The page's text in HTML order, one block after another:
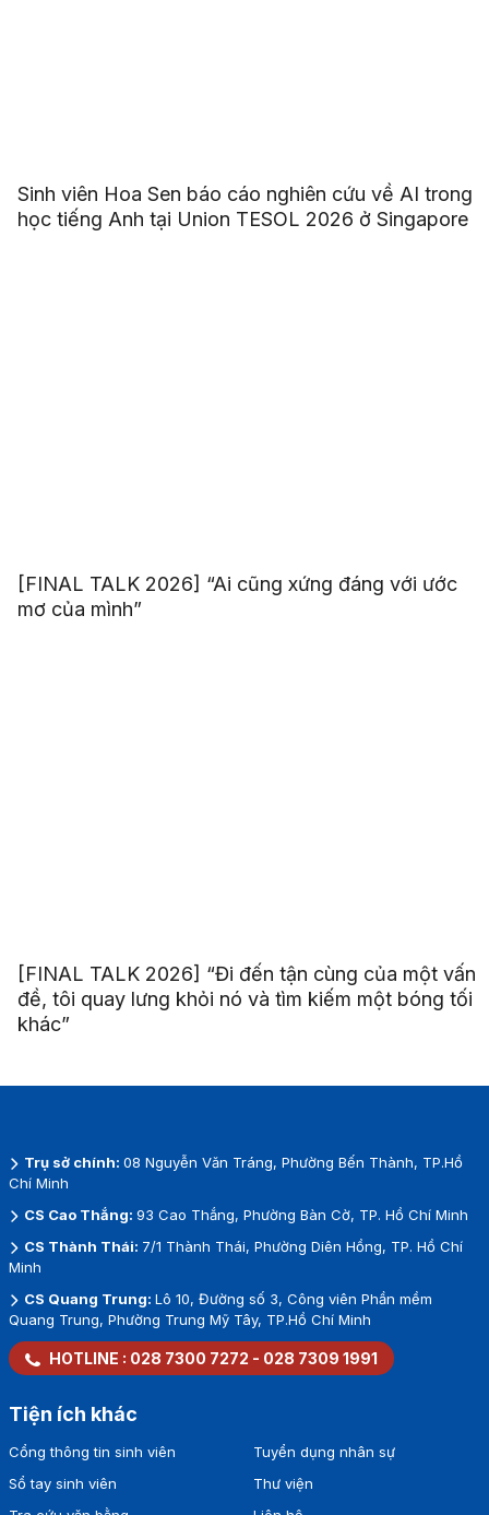
Sinh viên Hoa Sen báo cáo nghiên cứu về AI trong
học tiếng Anh tại Union TESOL 2026 ở Singapore
[FINAL TALK 2026] “Ai cũng xứng đáng với ước
mơ của mình”
[FINAL TALK 2026] “Đi đến tận cùng của một vấn
đề, tôi quay lưng khỏi nó và tìm kiếm một bóng tối
khác”
Trụ sở chính: 08 Nguyễn Văn Tráng, Phường Bến Thành, TP.Hồ
Chí Minh
CS Cao Thắng: 93 Cao Thắng, Phường Bàn Cờ, TP. Hồ Chí Minh
CS Thành Thái: 7/1 Thành Thái, Phường Diên Hồng, TP. Hồ Chí
Minh
CS Quang Trung: Lô 10, Đường số 3, Công viên Phần mềm
Quang Trung, Phường Trung Mỹ Tây, TP.Hồ Chí Minh
HOTLINE : 028 7300 7272 - 028 7309 1991
Tiện ích khác
Cổng thông tin sinh viên
Sổ tay sinh viên
Tuyển dụng nhân sự
Thư viện